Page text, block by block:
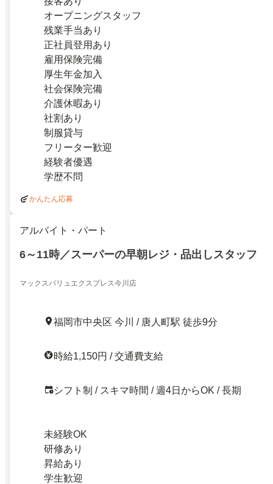
オープニングスタッフ
残業手当あり
正社員登用あり
雇用保険完備
厚生年金加入
社会保険完備
介護休暇あり
社割あり
制服貸与
フリーター歓迎
経験者優遇
学歴不問
かんたん応募
アルバイト・パート
6～11時／スーパーの早朝レジ・品出しスタッフ
マックスバリュエクスプレス今川店
福岡市中央区 今川 / 唐人町駅 徒歩9分
時給1,150円 / 交通費支給
シフト制 / スキマ時間 / 週4日からOK / 長期
未経験OK
研修あり
昇給あり
学生歓迎